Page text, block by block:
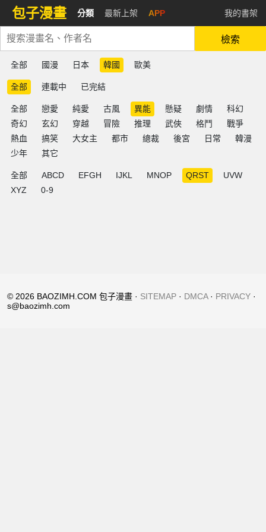
包子漫畫 分類 最新上架 APP 我的書架
檢索
全部 國漫 日本 韓國 歐美
全部 連載中 已完結
全部 戀愛 純愛 古風 異能 懸疑 劇情
科幻
奇幻
玄幻 穿越 冒險 推理 武俠 格鬥
戰爭
熱血
搞笑 大女主 都市 總裁 後宮 日常
韓漫
少年
其它
全部 ABCD EFGH IJKL MNOP QRST
UVW
XYZ
0-9
© 2026 BAOZIMH.COM 包子漫畫 · SITEMAP · DMCA· PRIVACY ·
s@baozimh.com